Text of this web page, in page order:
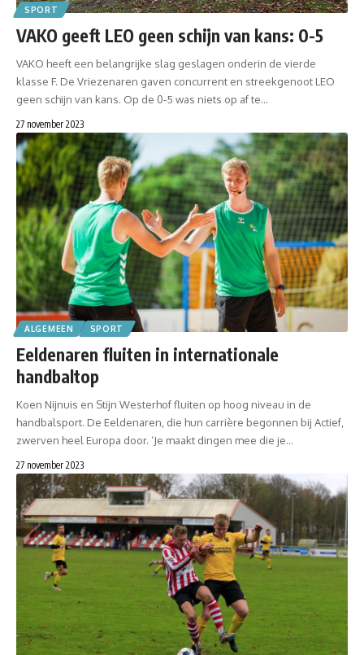
SPORT
VAKO geeft LEO geen schijn van kans: 0-5
VAKO heeft een belangrijke slag geslagen onderin de vierde
klasse F. De Vriezenaren gaven concurrent en streekgenoot LEO
geen schijn van kans. Op de 0-5 was niets op af te…
27 november 2023
ALGEMEEN SPORT
Eeldenaren fluiten in internationale
handbaltop
Koen Nijnuis en Stijn Westerhof fluiten op hoog niveau in de
handbalsport. De Eeldenaren, die hun carrière begonnen bij Actief,
zwerven heel Europa door. ‘Je maakt dingen mee die je…
27 november 2023